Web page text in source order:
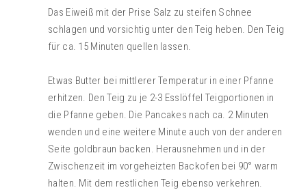
Das Eiweiß mit der Prise Salz zu steifen Schnee
schlagen und vorsichtig unter den Teig heben. Den Teig
für ca. 15 Minuten quellen lassen.
Etwas Butter bei mittlerer Temperatur in einer Pfanne
erhitzen. Den Teig zu je 2-3 Esslöffel Teigportionen in
die Pfanne geben. Die Pancakes nach ca. 2 Minuten
wenden und eine weitere Minute auch von der anderen
Seite goldbraun backen. Herausnehmen und in der
Zwischenzeit im vorgeheizten Backofen bei 90° warm
halten. Mit dem restlichen Teig ebenso verkehren.